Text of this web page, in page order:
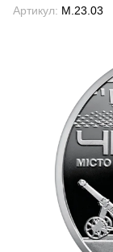
Артикул: М.23.03